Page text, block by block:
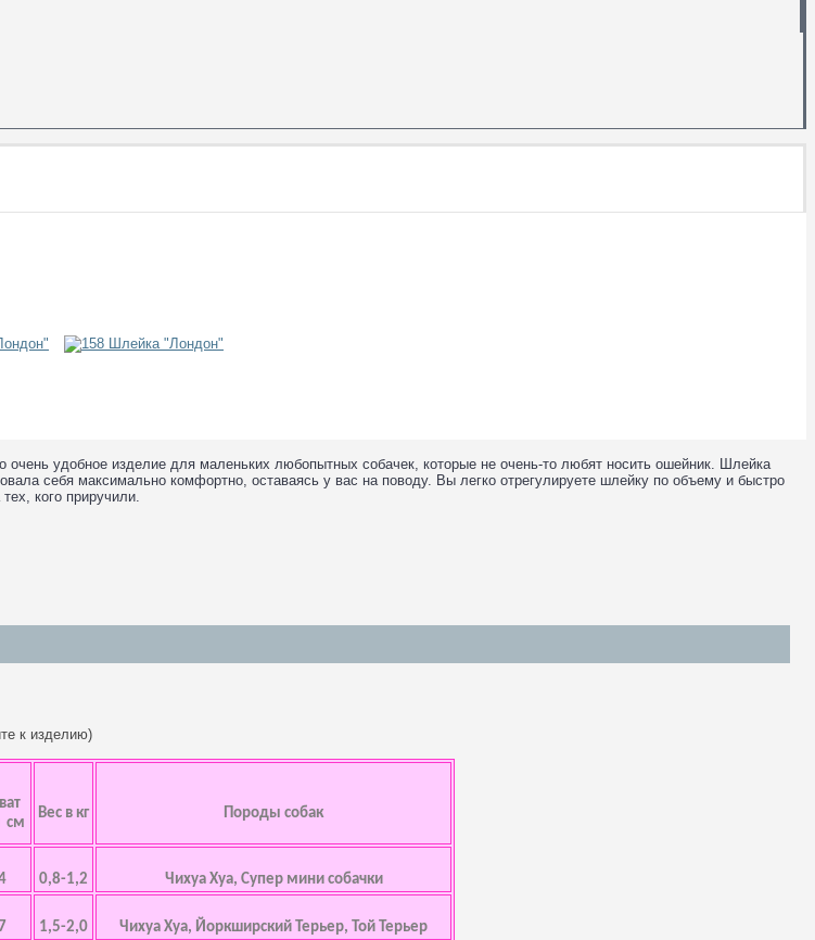
очень удобное изделие для маленьких любопытных собачек, которые не очень-то любят носить ошейник. Шлейка
себя максимально комфортно, оставаясь у вас на поводу. Вы легко отрегулируете шлейку по объему и быстро
кого приручили.
к изделию)
см
Вес в кг Породы собак
0,8-1,2 Чихуа Хуа, Супер мини собачки
1,5-2,0 Чихуа Хуа, Йоркширский Терьер, Той Терьер